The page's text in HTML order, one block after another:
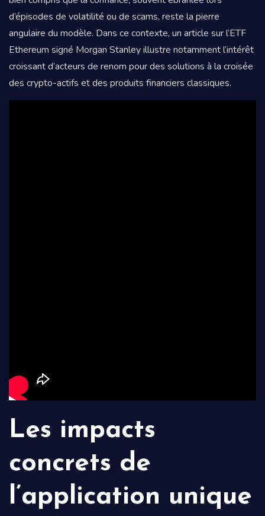
d’épisodes de volatilité ou de scams, reste la pierre
angulaire du modèle. Dans ce contexte, un article sur l’ETF
Ethereum signé Morgan Stanley illustre notamment l’intérêt
croissant d’acteurs de renom pour des solutions à la croisée
des crypto-actifs et des produits financiers classiques.
Les impacts
concrets de
l’application unique